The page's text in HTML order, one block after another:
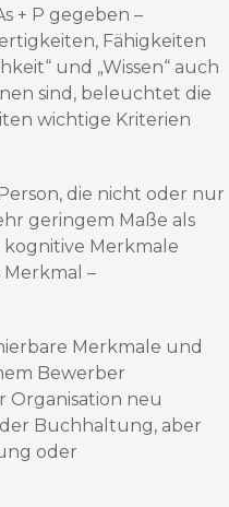
+ P gegeben –
Fähigkeiten
und „Wissen“ auch
sind, beleuchtet die
wichtige Kriterien
die nicht oder nur
geringem Maße als
Merkmale
–
Merkmale und
Bewerber
Organisation neu
Buchhaltung, aber
oder